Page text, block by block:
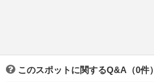
このスポットに関するQ&A（0件）